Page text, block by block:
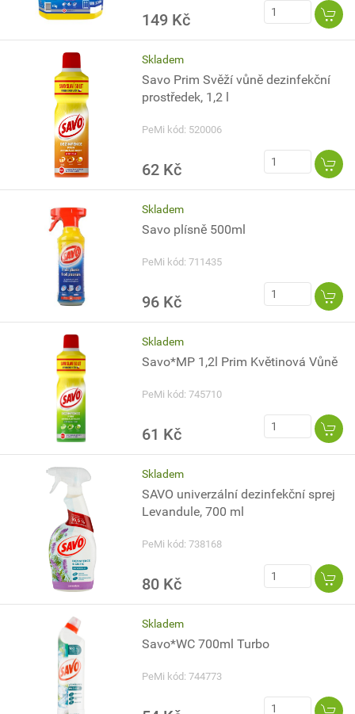
149 Kč
Skladem
Savo Prim Svěží vůně dezinfekční
prostředek, 1,2 l
PeMi kód: 520006
62 Kč
Skladem
Savo plísně 500ml
PeMi kód: 711435
96 Kč
Skladem
Savo*MP 1,2l Prim Květinová Vůně
PeMi kód: 745710
61 Kč
Skladem
SAVO univerzální dezinfekční sprej
Levandule, 700 ml
PeMi kód: 738168
80 Kč
Skladem
Savo*WC 700ml Turbo
PeMi kód: 744773